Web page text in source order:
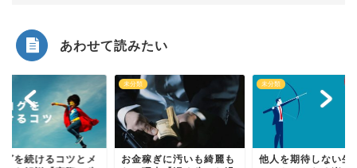
あわせて読みたい
グを続けるコツとメ
未分類
お金稼ぎに汚いも綺麗も
未分類
他人を期待しない生